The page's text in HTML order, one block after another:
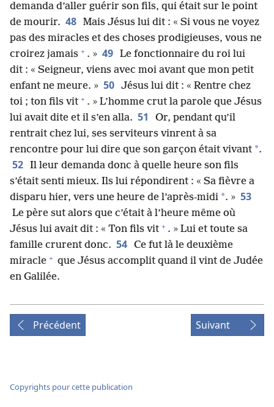
demanda d’aller guérir son fils, qui était sur le point
de mourir. 48 Mais Jésus lui dit : « Si vous ne voyez
pas des miracles et des choses prodigieuses, vous ne
croirez jamais + . » 49 Le fonctionnaire du roi lui
dit : « Seigneur, viens avec moi avant que mon petit
enfant ne meure. » 50 Jésus lui dit : « Rentre chez
toi ; ton fils vit + . » L’homme crut la parole que Jésus
lui avait dite et il s’en alla. 51
Or, pendant qu’il
rentrait chez lui, ses serviteurs vinrent à sa
rencontre pour lui dire que son garçon était vivant *.
52 Il leur demanda donc à quelle heure son fils
s’était senti mieux. Ils lui répondirent : « Sa fièvre a
disparu hier, vers une heure de l’après-midi *. » 53
Le père sut alors que c’était à l’heure même où
Jésus lui avait dit : « Ton fils vit + . » Lui et toute sa
famille crurent donc. 54 Ce fut là le deuxième
miracle + que Jésus accomplit quand il vint de Judée
en Galilée.
Précédent Suivant
Copyrights pour cette publication